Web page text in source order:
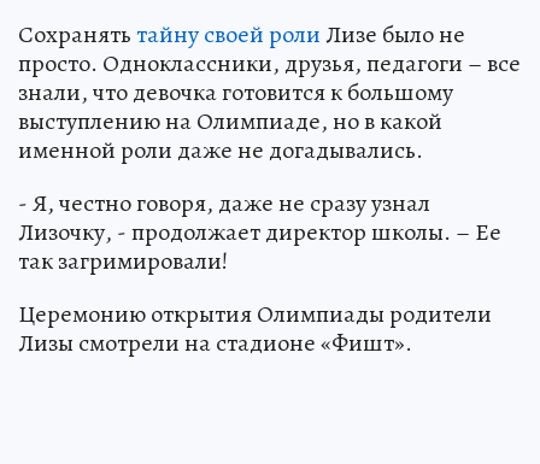
Сохранятьтайну своей ролиЛизе было не
просто. Одноклассники, друзья, педагоги – все
знали, что девочка готовится к большому
выступлению на Олимпиаде, но в какой
именной роли даже не догадывались.
- Я, честно говоря, даже не сразу узнал
Лизочку, - продолжает директор школы. – Ее
так загримировали!
Церемонию открытия Олимпиады родители
Лизы смотрели на стадионе «Фишт».